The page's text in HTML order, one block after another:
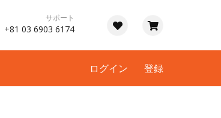
サポート
+81 03 6903 6174
ログイン 登録